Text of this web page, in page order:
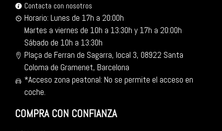
Contacta con nosotros
Horario: Lunes de 17h a 20:00h
Martes a viernes de 10h a 13:30h y 17h a 20:00h
Sábado de 10h a 13:30h
Plaça de Ferran de Sagarra, local 3, 08922 Santa
Coloma de Gramenet, Barcelona
*Acceso zona peatonal: No se permite el acceso en
coche.
COMPRA CON CONFIANZA